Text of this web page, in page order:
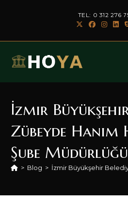
TEL: 0 312 276
İzmir
Zübeyde Hanım
Şube Müdürlüğü
> Blog > İzmir Büyükşehir